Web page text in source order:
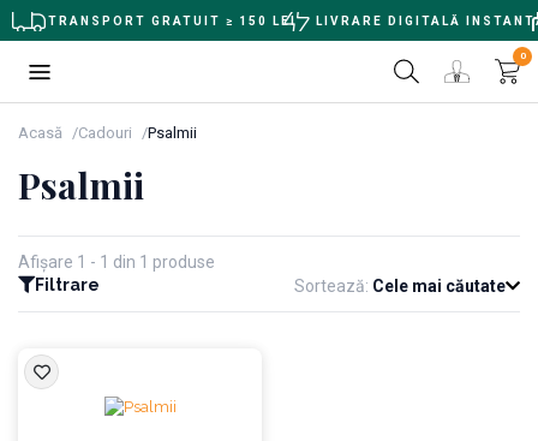
TRANSPORT GRATUIT ≥ 150 LEI LIVRARE DIGITALĂ
0
Acasă Cadouri Psalmii
Psalmii
Afișare 1 - 1 din 1 produse
Filtrare
Sortează: Cele mai căutate